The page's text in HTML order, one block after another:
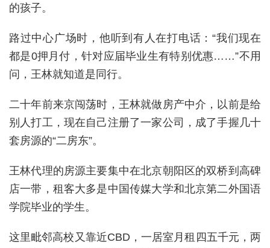
的孩子。
路过中心广场时，他听到有人在打电话：“我们现在
都是0押月付，针对应届毕业生有特别优惠……”不用
问，王林就知道是同行。
二十年前来京闯荡时，王林就做房产中介，以前是给
别人打工，现在自己注册了一家公司，成了手握几十
套房源的“二房东”。
王林代理的房源主要集中在北京朝阳区的双桥到高碑
店一带，租客大多是中国传媒大学和北京第二外国语
学院毕业的学生。
这里毗邻高校又靠近CBD，一居室月租四五千元，两